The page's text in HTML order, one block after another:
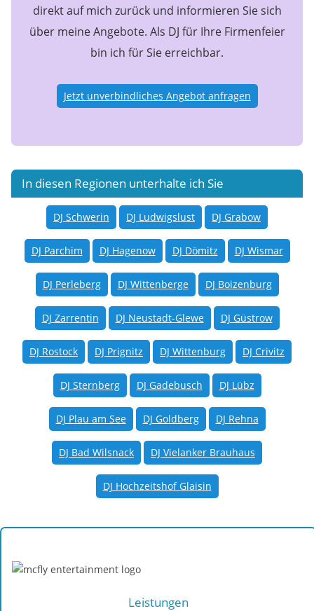
direkt auf mich zurück und informieren Sie sich
über meine Angebote. Als DJ für Ihre Firmenfeier
bin ich für Sie erreichbar.
Jetzt unverbindliches Angebot anfragen
In diesen Regionen unterhalte ich Sie
DJ Schwerin DJ Ludwigslust DJ Grabow
DJ Parchim DJ Hagenow DJ Dömitz DJ Wismar
DJ Perleberg DJ Wittenberge DJ Boizenburg
DJ Zarrentin DJ Neustadt-Glewe DJ Güstrow
DJ Rostock DJ Prignitz DJ Wittenburg DJ Crivitz
DJ Sternberg DJ Gadebusch DJ Lübz
DJ Plau am See DJ Goldberg DJ Rehna
DJ Bad Wilsnack DJ Vielanker Brauhaus
DJ Hochzeitshof Glaisin
Leistungen